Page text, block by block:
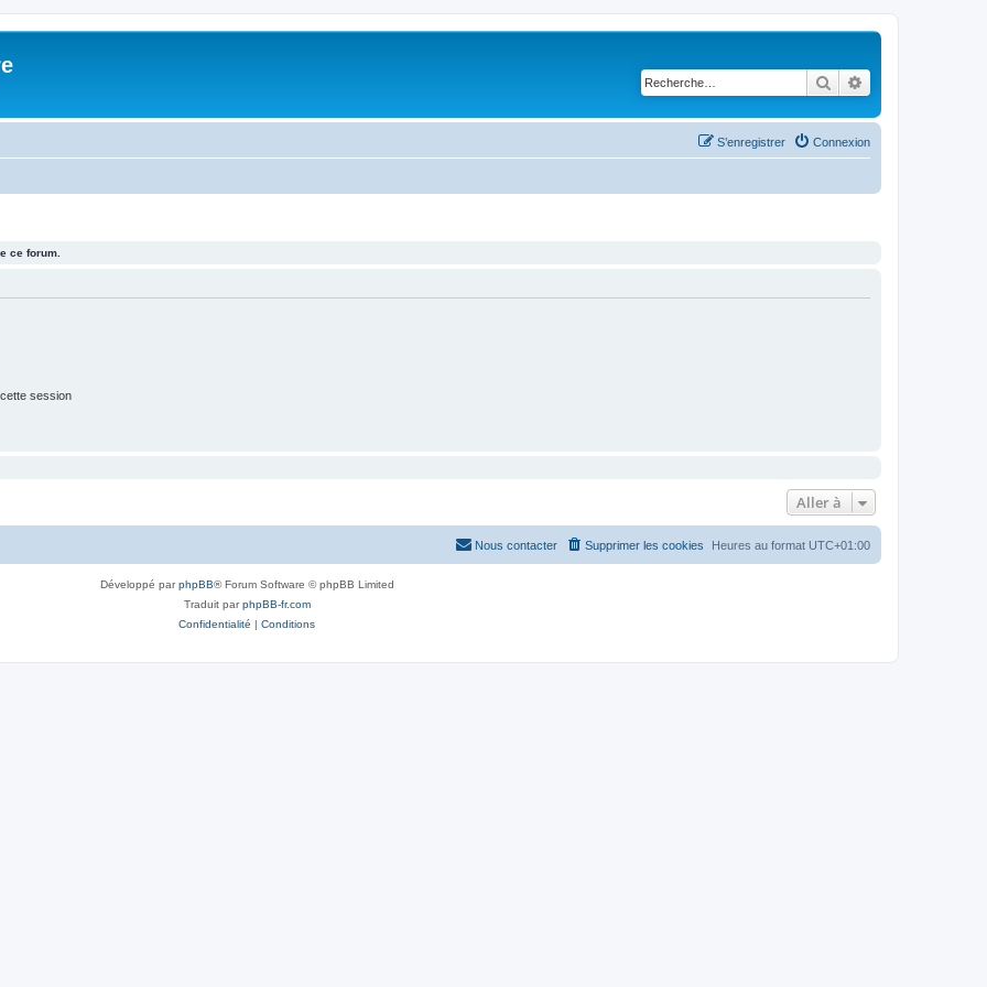
Rechercher
Connexion
S’enregistrer
ce forum.
session
Aller à
Heures au format UTC+01:00
Supprimer les cookies
Nous contacter
Développé parphpBB® Forum Software © phpBB Limited
Traduit parphpBB-fr.com
Confidentialité | Conditions